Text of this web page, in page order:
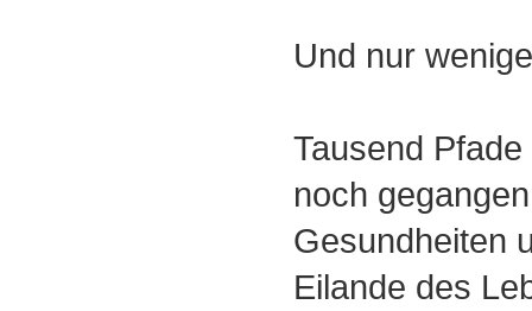
Und nur
Tausend
noch
Gesundheiten
Eilande des